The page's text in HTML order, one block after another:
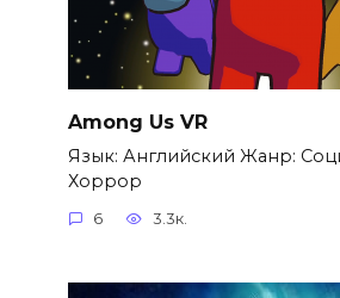
Among Us VR
Язык: Английский Жанр:
Хоррор
6 3.3к.